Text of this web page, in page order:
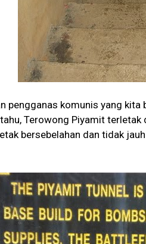
pengganas komunis yang
Terowong Piyamit terletak
bersebelahan dan tidak